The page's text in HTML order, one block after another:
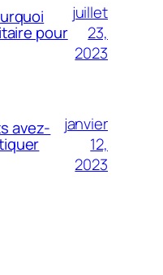
pour
juillet
23,
2023
avez-
janvier
12,
2023